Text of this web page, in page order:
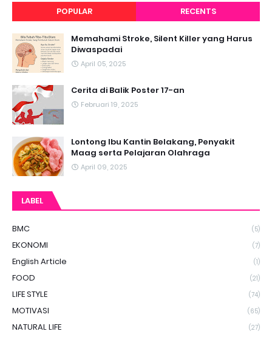
POPULAR RECENTS
Memahami Stroke, Silent Killer yang Harus
Diwaspadai
April 05, 2025
Cerita di Balik Poster 17-an
Februari 19, 2025
Lontong Ibu Kantin Belakang, Penyakit
Maag serta Pelajaran Olahraga
April 09, 2025
LABEL
BMC (5)
EKONOMI (7)
English Article (1)
FOOD (21)
LIFE STYLE (74)
MOTIVASI (65)
NATURAL LIFE (27)